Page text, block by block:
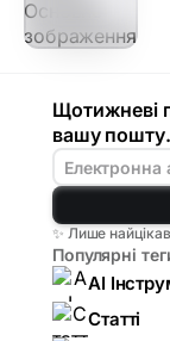
Щотижневі
вашу пошту.
✨ Лише
Популярні
AI
Статті